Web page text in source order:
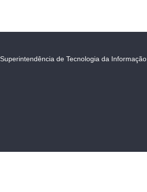
Superintendência de Tecnologia da Informação